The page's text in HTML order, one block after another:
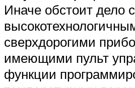
Иначе обстоит дело с
сверхдорогими
имеющими пульт
функции